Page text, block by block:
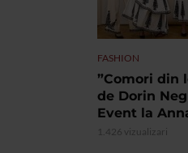
FASHION
”Comori din
de Dorin
Event la
1.426 vizualizari